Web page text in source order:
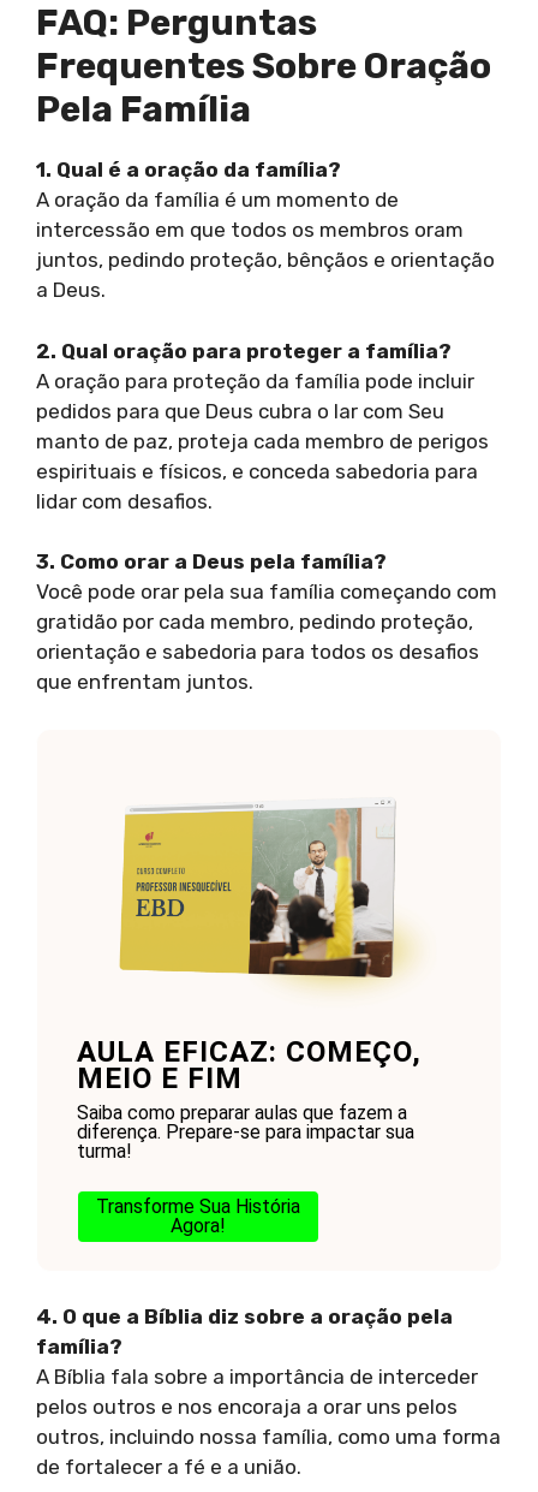
FAQ: Perguntas
Frequentes Sobre Oração
Pela Família
1. Qual é a oração da família?
A oração da família é um momento de
intercessão em que todos os membros oram
juntos, pedindo proteção, bênçãos e orientação
a Deus.
2. Qual oração para proteger a família?
A oração para proteção da família pode incluir
pedidos para que Deus cubra o lar com Seu
manto de paz, proteja cada membro de perigos
espirituais e físicos, e conceda sabedoria para
lidar com desafios.
3. Como orar a Deus pela família?
Você pode orar pela sua família começando com
gratidão por cada membro, pedindo proteção,
orientação e sabedoria para todos os desafios
que enfrentam juntos.
AULA EFICAZ: COMEÇO,
MEIO E FIM
Saiba como preparar aulas que fazem a
diferença. Prepare-se para impactar sua
turma!
Transforme Sua História
Agora!
4. O que a Bíblia diz sobre a oração pela
família?
A Bíblia fala sobre a importância de interceder
pelos outros e nos encoraja a orar uns pelos
outros, incluindo nossa família, como uma forma
de fortalecer a fé e a união.